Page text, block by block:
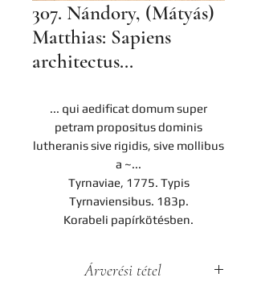
307. Nándory, (Mátyás)
Matthias: Sapiens
architectus...
... qui aedificat domum super
petram propositus dominis
lutheranis sive rigidis, sive mollibus
a ~...
Tyrnaviae, 1775. Typis
Tyrnaviensibus. 183p.
Korabeli papírkötésben.
Árverési tétel